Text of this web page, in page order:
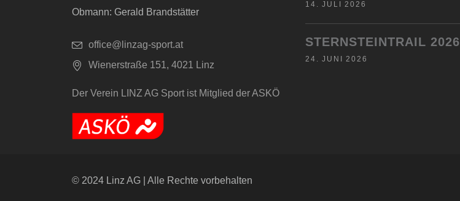
Obmann: Gerald Brandstätter
office@linzag-sport.at
Wienerstraße 151, 4021 Linz
14. JULI 2026
STERNSTEINTRAIL 2026
24. JUNI 2026
Der Verein LINZ AG Sport ist Mitglied der ASKÖ
© 2024 Linz AG | Alle Rechte vorbehalten